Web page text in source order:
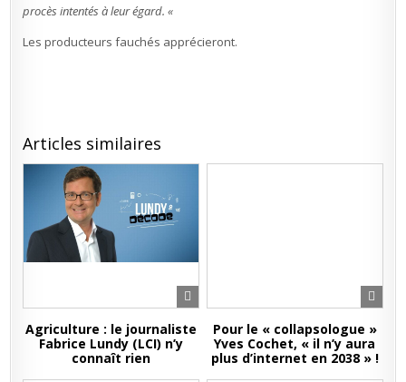
procès intentés à leur égard. «
Les producteurs fauchés apprécieront.
Articles similaires
Agriculture : le journaliste
Fabrice Lundy (LCI) n’y
connaît rien
Pour le « collapsologue »
Yves Cochet, « il n’y aura
plus d’internet en 2038 » !